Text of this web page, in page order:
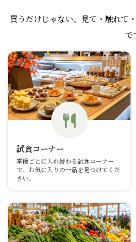
買うだけじゃない、見て・触れて
で
試食コーナー
季節ごとに入れ替わる試食コーナー
で、お気に入りの一品を見つけてくだ
さい。